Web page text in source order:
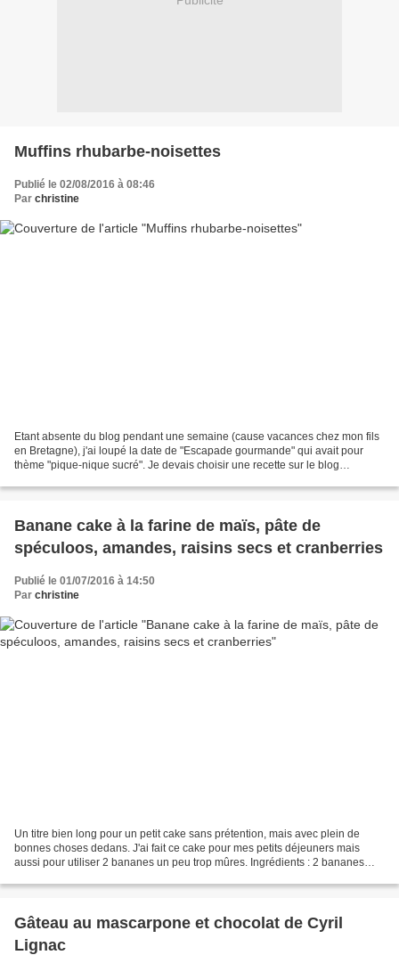
Muffins rhubarbe-noisettes
Publié le 02/08/2016 à 08:46
Par christine
Etant absente du blog pendant une semaine (cause vacances chez mon fils
en Bretagne), j'ai loupé la date de "Escapade gourmande" qui avait pour
thème "pique-nique sucré". Je devais choisir une recette sur le blog
Banane cake à la farine de maïs, pâte de
spéculoos, amandes, raisins secs et cranberries
Publié le 01/07/2016 à 14:50
Par christine
Un titre bien long pour un petit cake sans prétention, mais avec plein de
bonnes choses dedans. J'ai fait ce cake pour mes petits déjeuners mais
aussi pour utiliser 2 bananes un peu trop mûres. Ingrédients : 2 bananes
Gâteau au mascarpone et chocolat de Cyril
Lignac